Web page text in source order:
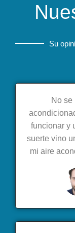
Su
No se
funcionar y
suerte vino
mi aire